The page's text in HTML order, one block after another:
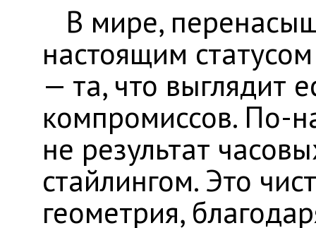
В мире,
настоящим
— та, что выглядит
компромиссов. По-
не результат
стайлингом. Это
геометрия,